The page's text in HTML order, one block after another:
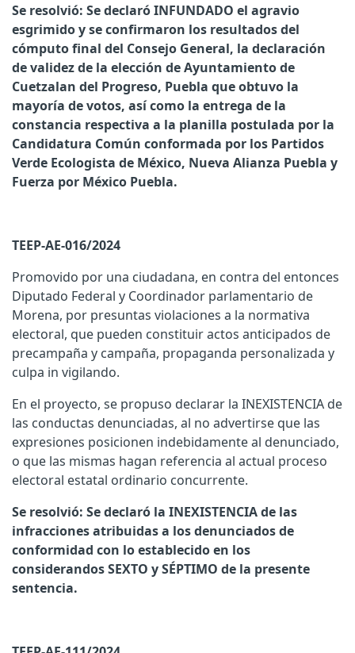
Se resolvió: Se declaró INFUNDADO el agravio
esgrimido y se confirmaron los resultados del
cómputo final del Consejo General, la declaración
de validez de la elección de Ayuntamiento de
Cuetzalan del Progreso, Puebla que obtuvo la
mayoría de votos, así como la entrega de la
constancia respectiva a la planilla postulada por la
Candidatura Común conformada por los Partidos
Verde Ecologista de México, Nueva Alianza Puebla y
Fuerza por México Puebla.
TEEP-AE-016/2024
Promovido por una ciudadana, en contra del entonces
Diputado Federal y Coordinador parlamentario de
Morena, por presuntas violaciones a la normativa
electoral, que pueden constituir actos anticipados de
precampaña y campaña, propaganda personalizada y
culpa in vigilando.
En el proyecto, se propuso declarar la INEXISTENCIA de
las conductas denunciadas, al no advertirse que las
expresiones posicionen indebidamente al denunciado,
o que las mismas hagan referencia al actual proceso
electoral estatal ordinario concurrente.
Se resolvió: Se declaró la INEXISTENCIA de las
infracciones atribuidas a los denunciados de
conformidad con lo establecido en los
considerandos SEXTO y SÉPTIMO de la presente
sentencia.